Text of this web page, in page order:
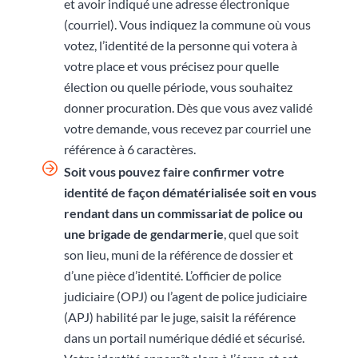
et avoir indiqué une adresse électronique
(courriel). Vous indiquez la commune où vous
votez, l’identité de la personne qui votera à
votre place et vous précisez pour quelle
élection ou quelle période, vous souhaitez
donner procuration. Dès que vous avez validé
votre demande, vous recevez par courriel une
référence à 6 caractères.
Soit vous pouvez faire confirmer votre
identité de façon dématérialisée soit en vous
rendantdans un commissariat de police ou
une brigade de gendarmerie , quel que soit
son lieu, muni de la référence de dossier et
d’une pièce d’identité. L’officier de police
judiciaire (OPJ) ou l’agent de police judiciaire
(APJ) habilité par le juge, saisit la référence
dans un portail numérique dédié et sécurisé.